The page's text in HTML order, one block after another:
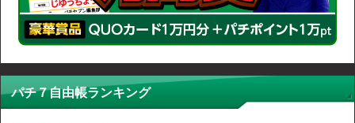
パチ７自由帳ランキング